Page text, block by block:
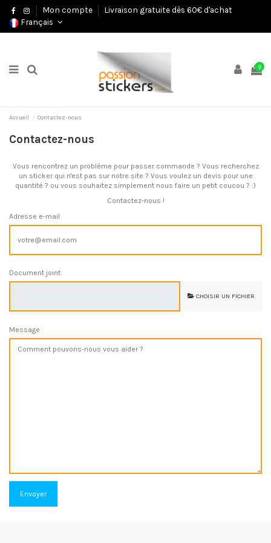
Mon compte
Livraison gratuite dès 60€ d'achat
Français
0
Accueil Contactez-nous
Contactez-nous
Vous rencontrez un problème pour passer commande ? Vous recherchez
un sticker qui n'est pas sur notre site ? Vous voulez un devis pour une
quantité ? ou vous souhaitez simplement nous faire un petit coucou ? :)
Contactez-nous !
Adresse e-mail
Document joint
CHOISIR UN FICHIER
Message